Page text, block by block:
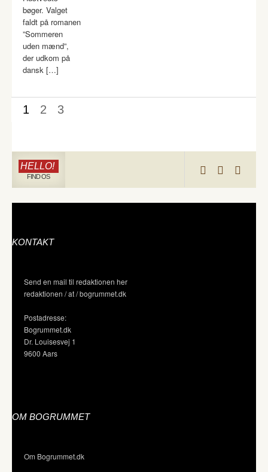
bøger. Valget
faldt på romanen
”Sommeren
uden mænd”,
der udkom på
dansk […]
1 2 3
HELLO!
FIND OS
KONTAKT
Send en mail til redaktionen her
redaktionen / at / bogrummet.dk
Postadresse:
Bogrummet.dk
Dr. Louisesvej 1
9600 Aars
OM BOGRUMMET
Om Bogrummet.dk